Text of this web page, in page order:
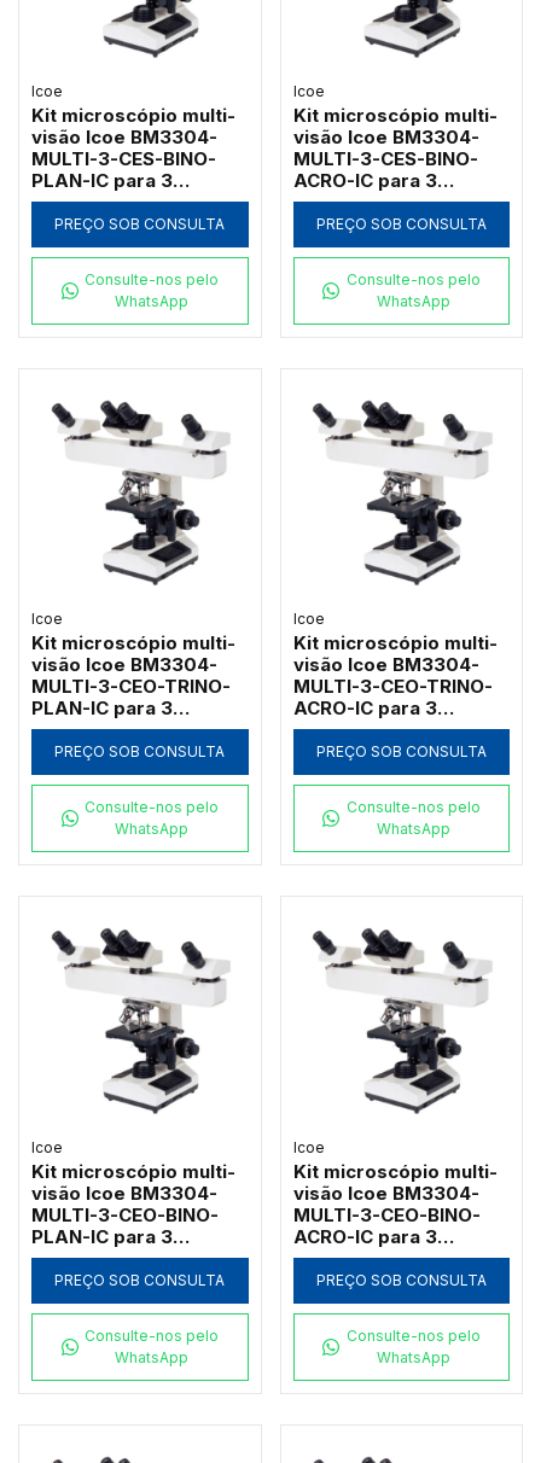
Icoe
Kit microscópio multi-
visão Icoe BM3304-
MULTI-3-CES-BINO-
PLAN-IC para 3
observadores com
campo escuro a seco e
objetivas
PREÇO SOB CONSULTA
Consulte-nos pelo
WhatsApp
Icoe
Kit microscópio multi-
visão Icoe BM3304-
MULTI-3-CES-BINO-
ACRO-IC para 3
observadores com
campo escuro a seco e
objetivas acromáticas
PREÇO SOB CONSULTA
Consulte-nos pelo
WhatsApp
Icoe
Kit microscópio multi-
visão Icoe BM3304-
MULTI-3-CEO-TRINO-
PLAN-IC para 3
observadores com
campo escuro a óleo e
cabeçote trinocular
PREÇO SOB CONSULTA
Consulte-nos pelo
WhatsApp
Icoe
Kit microscópio multi-
visão Icoe BM3304-
MULTI-3-CEO-TRINO-
ACRO-IC para 3
observadores com
campo escuro a óleo e
cabeçote trinocular
PREÇO SOB CONSULTA
Consulte-nos pelo
WhatsApp
Icoe
Kit microscópio multi-
visão Icoe BM3304-
MULTI-3-CEO-BINO-
PLAN-IC para 3
observadores com
campo escuro a óleo e
planacromáticas 1000x
PREÇO SOB CONSULTA
Consulte-nos pelo
WhatsApp
Icoe
Kit microscópio multi-
visão Icoe BM3304-
MULTI-3-CEO-BINO-
ACRO-IC para 3
observadores com
campo escuro a óleo e
acromáticas 1000x
PREÇO SOB CONSULTA
Consulte-nos pelo
WhatsApp